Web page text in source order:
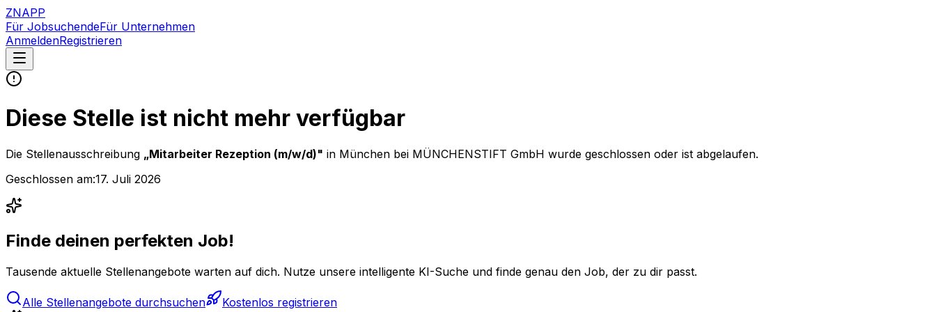
ZNAPP
Für JobsuchendeFür Unternehmen
AnmeldenRegistrieren
Diese Stelle ist nicht mehr verfügbar
Die Stellenausschreibung „Mitarbeiter Rezeption (m/w/d)" in München bei MÜNCHENSTIFT GmbH wurde geschlossen oder ist abgelaufen.
Geschlossen am:17. Juli 2026
Finde deinen perfekten Job!
Tausende aktuelle Stellenangebote warten auf dich. Nutze unsere intelligente KI-Suche und finde genau den Job, der zu dir passt.
Alle Stellenangebote durchsuchen Kostenlos registrieren